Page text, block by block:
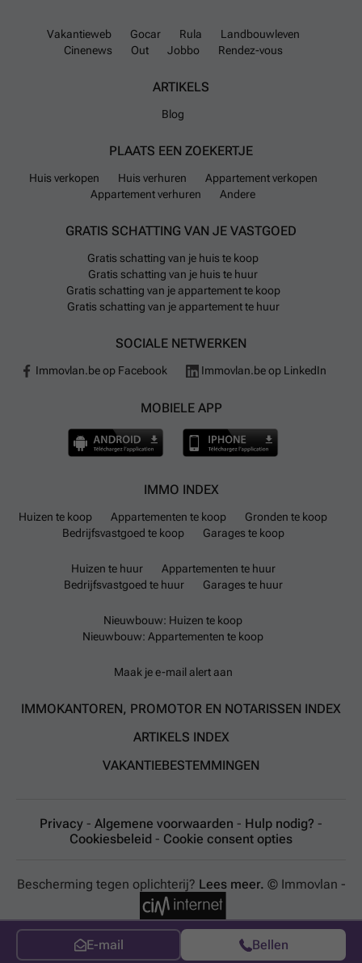
E-mail Bellen
Vakantieweb Gocar Rula
Landbouwleven
Cinenews
Out Jobbo Rendez-vous
ARTIKELS
Blog
PLAATS EEN ZOEKERTJE
Huis verkopen Huis verhuren
Appartement verkopen
Appartement verhuren
Andere
GRATIS SCHATTING VAN JE VASTGOED
Gratis schatting van je huis te koop
Gratis schatting van je huis te huur
Gratis schatting van je appartement te koop
Gratis schatting van je appartement te huur
SOCIALE NETWERKEN
Immovlan.be op Facebook Immovlan.be op LinkedIn
MOBIELE APP
IMMO INDEX
Huizen te koop Appartementen te koop
Gronden te koop
Bedrijfsvastgoed te koop
Garages te koop
Huizen te huur
Appartementen te huur
Bedrijfsvastgoed te huur
Garages te huur
Nieuwbouw: Huizen te koop
Nieuwbouw: Appartementen te koop
Maak je e-mail alert aan
IMMOKANTOREN, PROMOTOR EN NOTARISSEN INDEX
ARTIKELS INDEX
VAKANTIEBESTEMMINGEN
Privacy - Algemene voorwaarden - Hulp nodig? -
Cookiesbeleid - Cookie consent opties
Bescherming tegen oplichterij? Lees meer. © Immovlan -